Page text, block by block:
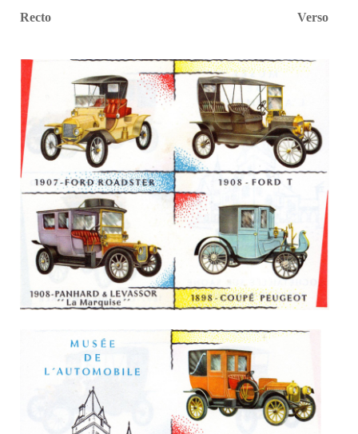
Recto Verso